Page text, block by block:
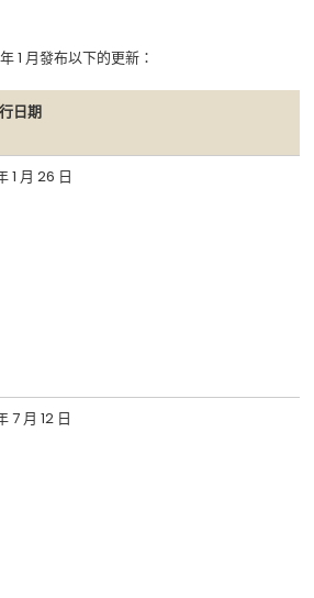
月發布以下的更新：
日期
1 月 26 日
7 月 12 日